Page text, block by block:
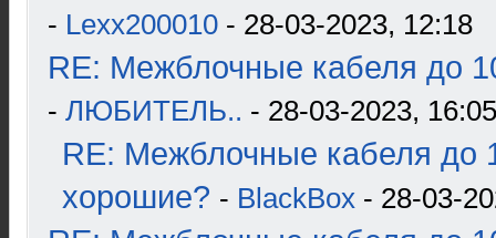
- Lexx200010 - 28-03-2023, 12:18
RE: Межблочные кабеля до
- ЛЮБИТЕЛЬ.. - 28-03-2023, 16:05
RE: Межблочные кабеля до
хорошие? - BlackBox - 28-03-